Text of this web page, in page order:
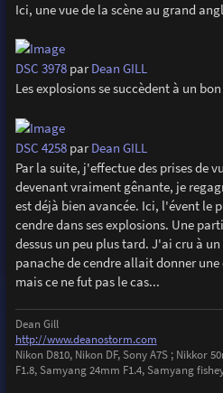
Ici, une vue de la scène au grand
DSC 3978parDean GILL
Les explosions se succèdent à un
DSC 4258parDean GILL
Par la suite, j'effectue des prises de
devenant vraiment gênante, je
est déjà bien avancée. Ici, l'évent le
cendre dans ses explosions. Une
dessus un peu plus tard. J'ai cru à
panache de cendre allait donner
mais ce ne fut pas le cas...
Dean Gill
http://www.deanostorm.com
Nikon D810, Nikon DF, Sony A7S ; Nikkor
F1.8, Samyang 24mm F1.4, Samyang